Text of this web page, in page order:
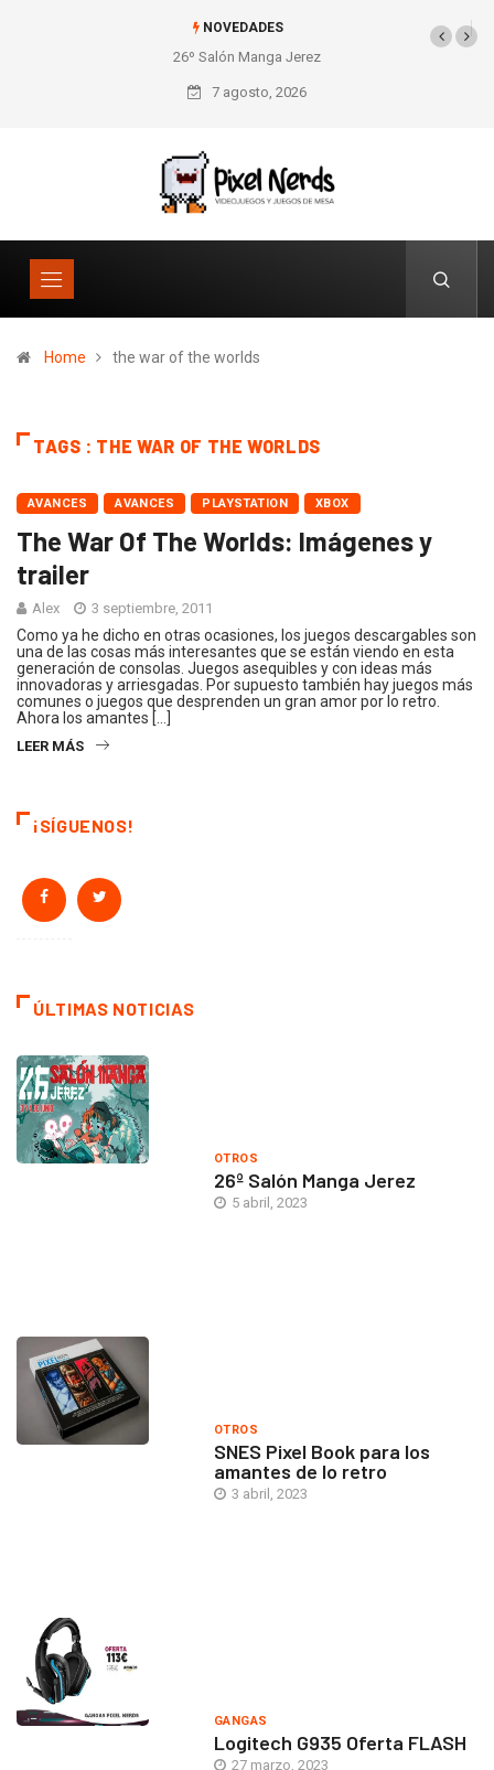
NOVEDADES
26º Salón Manga Jerez
7 agosto, 2026
Home the war of the worlds
TAGS : THE WAR OF THE WORLDS
AVANCES AVANCES PLAYSTATION XBOX
The War Of The Worlds: Imágenes y
trailer
Alex 3 septiembre, 2011
Como ya he dicho en otras ocasiones, los juegos descargables son
una de las cosas más interesantes que se están viendo en esta
generación de consolas. Juegos asequibles y con ideas más
innovadoras y arriesgadas. Por supuesto también hay juegos más
comunes o juegos que desprenden un gran amor por lo retro.
Ahora los amantes […]
LEER MÁS
¡SÍGUENOS!
ÚLTIMAS NOTICIAS
OTROS
26º Salón Manga Jerez
5 abril, 2023
OTROS
SNES Pixel Book para los
amantes de lo retro
3 abril, 2023
GANGAS
Logitech G935 Oferta FLASH
27 marzo, 2023